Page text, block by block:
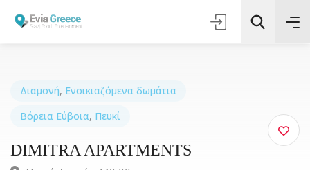
Τοποθεσία
Διαμονή, Ενοικιαζόμενα δωμάτια
Βόρεια Εύβοια, Πευκί
DIMITRA APARTMENTS